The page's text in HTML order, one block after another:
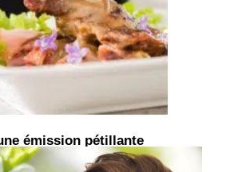
émission pétillante